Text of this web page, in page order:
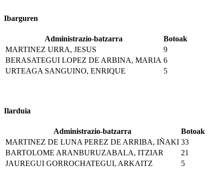
Ibarguren
Administrazio-batzarra
Botoak
MARTINEZ URRA, JESUS
9
BERASATEGUI LOPEZ DE ARBINA, MARIA 6
URTEAGA SANGUINO, ENRIQUE
5
Ilarduia
Administrazio-batzarra
Botoak
MARTINEZ DE LUNA PEREZ DE ARRIBA, IÑAKI 33
BARTOLOME ARANBURUZABALA, ITZIAR
21
JAUREGUI GORROCHATEGUI, ARKAITZ
5